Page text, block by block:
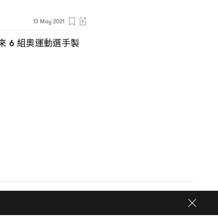
13 May 2021
6 組奧運動選手製
© 2026One Media Group Limited